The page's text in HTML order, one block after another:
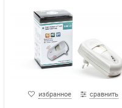
избранное сравнить